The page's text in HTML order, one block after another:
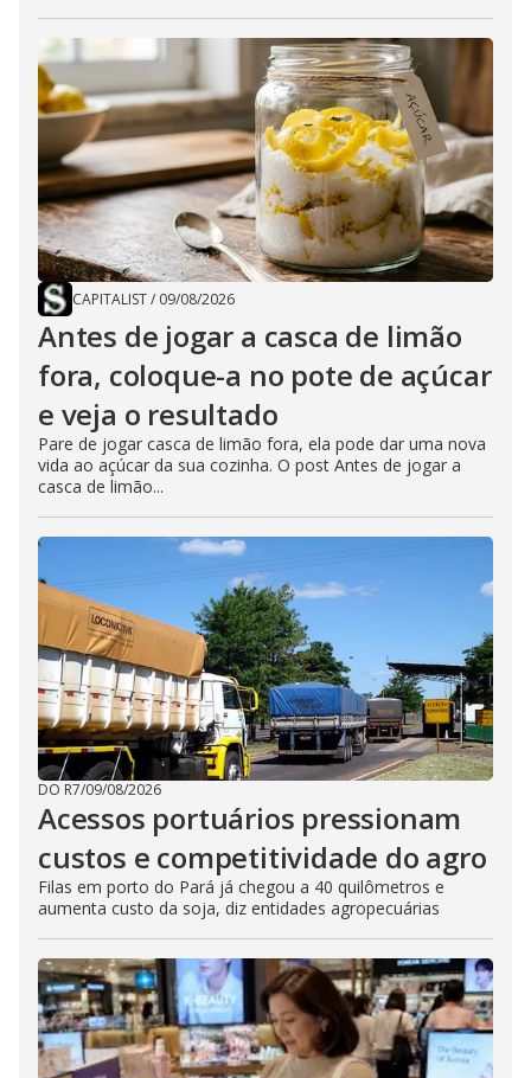
CAPITALIST/ 09/08/2026
Antes de jogar a casca de limão
fora, coloque-a no pote de açúcar
e veja o resultado
Pare de jogar casca de limão fora, ela pode dar uma nova
vida ao açúcar da sua cozinha. O post Antes de jogar a
casca de limão...
DO R7/09/08/2026
Acessos portuários pressionam
custos e competitividade do agro
Filas em porto do Pará já chegou a 40 quilômetros e
aumenta custo da soja, diz entidades agropecuárias